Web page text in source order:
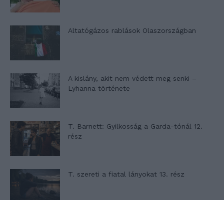
Altatógázos rablások Olaszországban
A kislány, akit nem védett meg senki –
Lyhanna története
T. Barnett: Gyilkosság a Garda-tónál 12.
rész
T. szereti a fiatal lányokat 13. rész